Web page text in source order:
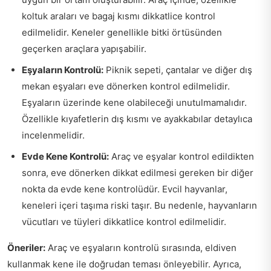
koltuk araları ve bagaj kısmı dikkatlice kontrol
edilmelidir. Keneler genellikle bitki örtüsünden
geçerken araçlara yapışabilir.
Eşyaların Kontrolü: Piknik sepeti, çantalar ve diğer dış
mekan eşyaları eve dönerken kontrol edilmelidir.
Eşyaların üzerinde kene olabileceği unutulmamalıdır.
Özellikle kıyafetlerin dış kısmı ve ayakkabılar detaylıca
incelenmelidir.
Evde Kene Kontrolü: Araç ve eşyalar kontrol edildikten
sonra, eve dönerken dikkat edilmesi gereken bir diğer
nokta da evde kene kontrolüdür. Evcil hayvanlar,
keneleri içeri taşıma riski taşır. Bu nedenle, hayvanların
vücutları ve tüyleri dikkatlice kontrol edilmelidir.
Öneriler: Araç ve eşyaların kontrolü sırasında, eldiven
kullanmak kene ile doğrudan teması önleyebilir. Ayrıca,